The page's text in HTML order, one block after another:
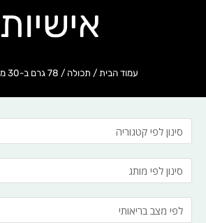
אישיות
עמוד הבית / תכולה / 78 גרם ב-30 מנות אישיות